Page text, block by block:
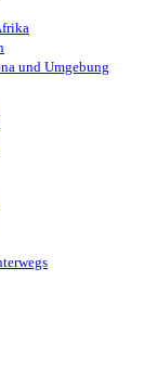
und Umgebung